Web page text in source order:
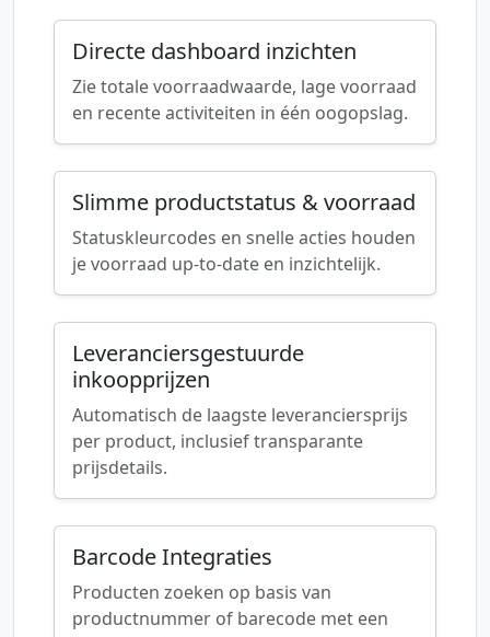
Directe dashboard inzichten
Zie totale voorraadwaarde, lage voorraad
en recente activiteiten in één oogopslag.
Slimme productstatus & voorraad
Statuskleurcodes en snelle acties houden
je voorraad up-to-date en inzichtelijk.
Leveranciersgestuurde
inkoopprijzen
Automatisch de laagste leveranciersprijs
per product, inclusief transparante
prijsdetails.
Barcode Integraties
Producten zoeken op basis van
productnummer of barecode met een